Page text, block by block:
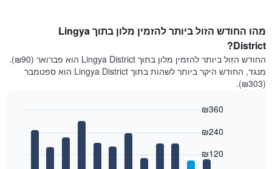
מהו החודש הזול ביותר להזמין מלון בתוך Lingya
District?
החודש הזול ביותר להזמין מלון בתוך Lingya District הוא פברואר (₪90).
מנגד, החודש היקר ביותר לשהות בתוך Lingya District הוא ספטמבר
(₪303).
₪120
₪240
₪360